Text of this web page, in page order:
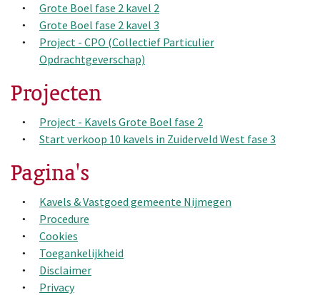
Grote Boel fase 2 kavel 2
Grote Boel fase 2 kavel 3
Project - CPO (Collectief Particulier
Opdrachtgeverschap)
Projecten
Project - Kavels Grote Boel fase 2
Start verkoop 10 kavels in Zuiderveld West fase 3
Pagina's
Kavels & Vastgoed gemeente Nijmegen
Procedure
Cookies
Toegankelijkheid
Disclaimer
Privacy